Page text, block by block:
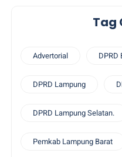
Tag
Advertorial DPRD
DPRD Lampung
DPRD Lampung Selatan.
Pemkab Lampung Barat